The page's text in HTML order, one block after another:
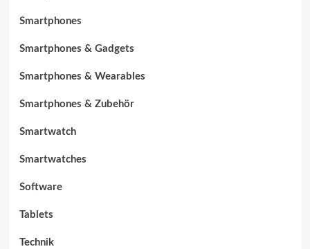
Smartphones
Smartphones & Gadgets
Smartphones & Wearables
Smartphones & Zubehör
Smartwatch
Smartwatches
Software
Tablets
Technik